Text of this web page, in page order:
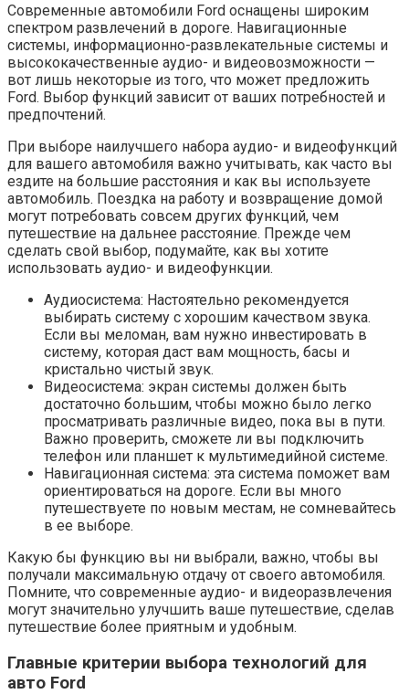
Современные автомобили Ford оснащены широким
спектром развлечений в дороге. Навигационные
системы, информационно-развлекательные системы и
высококачественные аудио- и видеовозможности —
вот лишь некоторые из того, что может предложить
Ford. Выбор функций зависит от ваших потребностей и
предпочтений.
При выборе наилучшего набора аудио- и видеофункций
для вашего автомобиля важно учитывать, как часто вы
ездите на большие расстояния и как вы используете
автомобиль. Поездка на работу и возвращение домой
могут потребовать совсем других функций, чем
путешествие на дальнее расстояние. Прежде чем
сделать свой выбор, подумайте, как вы хотите
использовать аудио- и видеофункции.
Аудиосистема: Настоятельно рекомендуется
выбирать систему с хорошим качеством звука.
Если вы меломан, вам нужно инвестировать в
систему, которая даст вам мощность, басы и
кристально чистый звук.
Видеосистема: экран системы должен быть
достаточно большим, чтобы можно было легко
просматривать различные видео, пока вы в пути.
Важно проверить, сможете ли вы подключить
телефон или планшет к мультимедийной системе.
Навигационная система: эта система поможет вам
ориентироваться на дороге. Если вы много
путешествуете по новым местам, не сомневайтесь
в ее выборе.
Какую бы функцию вы ни выбрали, важно, чтобы вы
получали максимальную отдачу от своего автомобиля.
Помните, что современные аудио- и видеоразвлечения
могут значительно улучшить ваше путешествие, сделав
путешествие более приятным и удобным.
Главные критерии выбора технологий для
авто Ford